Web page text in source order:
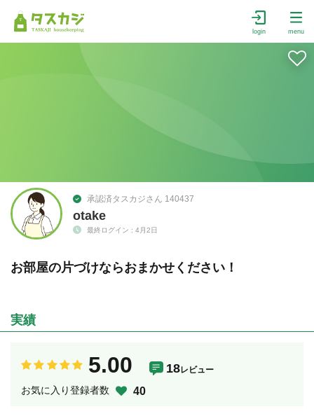
login menu
承認済タスカジさん 140437
otake
最終ログイン : 4月2日
お部屋の片づけならおまかせください！
実績
5.00 18レビュー
お気に入り登録者数 40